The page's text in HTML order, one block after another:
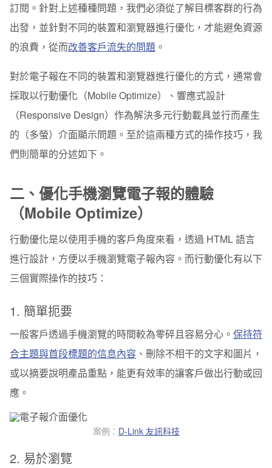
訂閱。針對上述種種問題，我們必須從了解目標客群的行為
出發，並針對不同的裝置和瀏覽器進行優化，才能避免資源
的浪費，從而改善客戶流失的問題 。
對於電子報在不同的裝置和瀏覽器進行優化的方式，通常會
採取以行動優化（Mobile Optimize）、響應式設計
（Responsive Design）作為解決多元行動載具並行而產生
的（多螢）介面顯示問題。至於這兩種方式的操作技巧，我
們則簡單的分述如下。
二、 優化手機瀏覽電子報的體驗
（Mobile Optimize）
行動優化是以使用手機的客戶角度來看，透過 HTML 語言
進行設計，方便以手機瀏覽電子報內容。而行動優化有以下
三個實際操作的技巧：
1. 簡單扼要
一般客戶透過手機瀏覽的時間較為零碎且容易分心。 保持符
合主題與首段標題的信息內容 、刪除不相干的文字和圖片，
或以摘要說明產品重點，能更有效率的讓客戶做出行動或回
應。
案例： D-Link 友訊科技
2. 易於瀏覽